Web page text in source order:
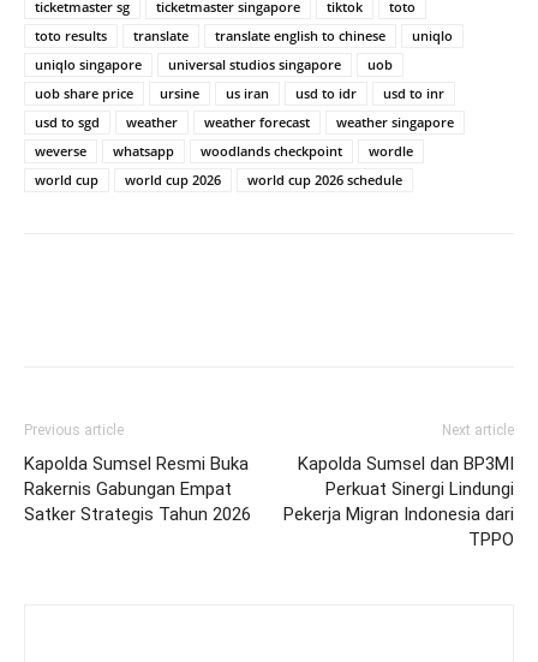
ticketmaster sg
ticketmaster singapore tiktok
toto
toto results
translate translate english to chinese
uniqlo
uniqlo singapore
universal studios singapore
uob
uob share price
ursine us iran usd to idr
usd to inr
usd to sgd
weather weather forecast
weather singapore
weverse
whatsapp woodlands checkpoint
wordle
world cup
world cup 2026 world cup 2026 schedule
Previous article
Kapolda Sumsel Resmi Buka
Rakernis Gabungan Empat
Satker Strategis Tahun 2026
Next article
Kapolda Sumsel dan BP3MI
Perkuat Sinergi Lindungi
Pekerja Migran Indonesia dari
TPPO